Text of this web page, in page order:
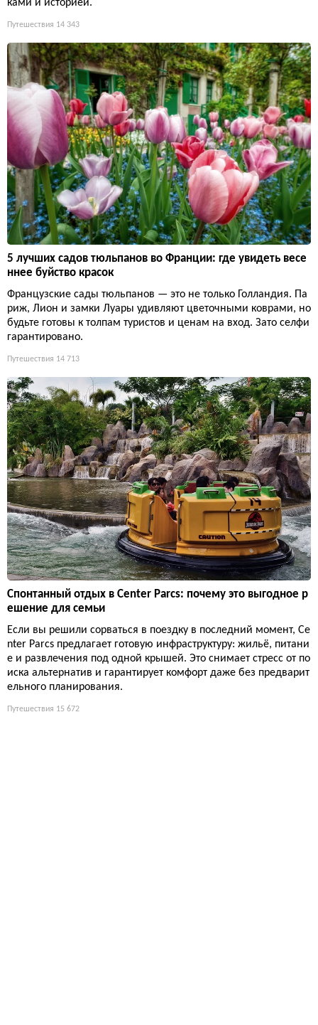
ками и историей.
Путешествия 14 343
5 лучших садов тюльпанов во Франции: где увидеть весе
ннее буйство красок
Французские сады тюльпанов — это не только Голландия. Па
риж, Лион и замки Луары удивляют цветочными коврами, но
будьте готовы к толпам туристов и ценам на вход. Зато селфи
гарантировано.
Путешествия 14 713
Спонтанный отдых в Center Parcs: почему это выгодное р
ешение для семьи
Если вы решили сорваться в поездку в последний момент, Ce
nter Parcs предлагает готовую инфраструктуру: жильё, питани
е и развлечения под одной крышей. Это снимает стресс от по
иска альтернатив и гарантирует комфорт даже без предварит
ельного планирования.
Путешествия 15 672